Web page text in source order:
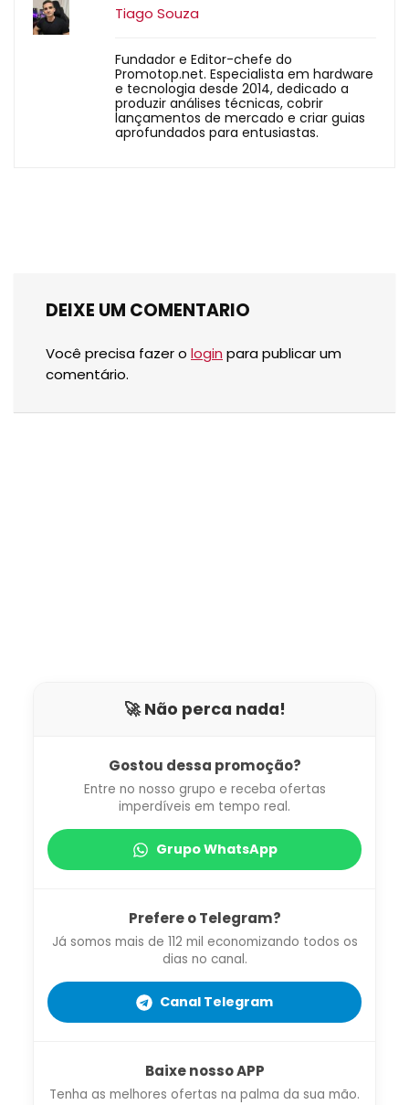
Tiago Souza
Fundador e Editor-chefe do
Promotop.net. Especialista em hardware
e tecnologia desde 2014, dedicado a
produzir análises técnicas, cobrir
lançamentos de mercado e criar guias
aprofundados para entusiastas.
DEIXE UM COMENTARIO
Você precisa fazer o login para publicar um
comentário.
🚀 Não perca nada!
Gostou dessa promoção?
Entre no nosso grupo e receba ofertas
imperdíveis em tempo real.
Grupo WhatsApp
Prefere o Telegram?
Já somos mais de 112 mil economizando todos os
dias no canal.
Canal Telegram
Baixe nosso APP
Tenha as melhores ofertas na palma da sua mão.